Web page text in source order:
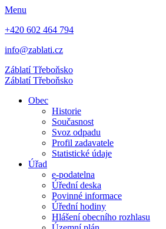
Menu
+420 602 464 794
info@zablati.cz
ZáblatíTřeboňsko
ZáblatíTřeboňsko
Obec
Historie
Současnost
Svoz odpadu
Profil zadavatele
Statistické údaje
Úřad
e-podatelna
Úřední deska
Povinné informace
Úřední hodiny
Hlášení obecního rozhlasu